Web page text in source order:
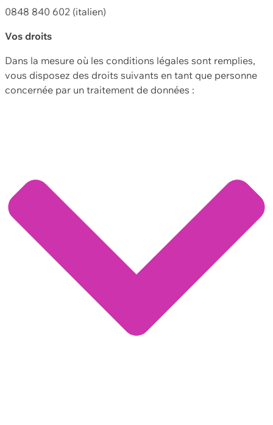
0848 840 602 (italien)
Vos droits
Dans la mesure où les conditions légales sont remplies,
vous disposez des droits suivants en tant que personne
concernée par un traitement de données :